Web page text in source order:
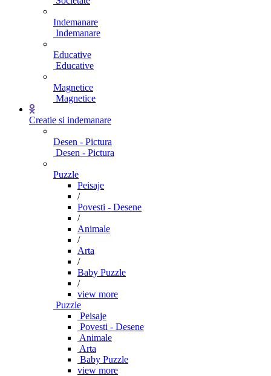
Indemanare
Indemanare
Educative
Educative
Magnetice
Magnetice
Creatie si indemanare
Desen - Pictura
Desen - Pictura
Puzzle
Peisaje
/
Povesti - Desene
/
Animale
/
Arta
/
Baby Puzzle
/
view more
Puzzle
Peisaje
Povesti - Desene
Animale
Arta
Baby Puzzle
view more